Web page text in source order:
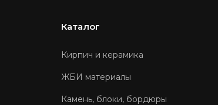
Каталог
Кирпич и керамика
ЖБИ материалы
Камень, блоки, бордюры